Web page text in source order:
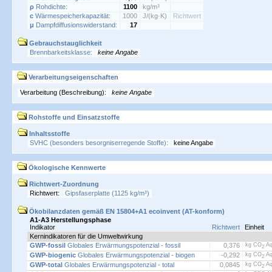
ρ Rohdichte: 1100
kg/m³
c Wärmespeicherkapazität: 1000 J/(kg·K)
Richtwert
μ Dampfdiffusionswiderstand: 17
Gebrauchstauglichkeit
Brennbarkeitsklasse:
keine Angabe
Verarbeitungseigenschaften
Verarbeitung (Beschreibung): keine Angabe
Rohstoffe und Einsatzstoffe
Inhaltsstoffe
SVHC (besonders besorgniserregende Stoffe):
keine Angabe
Ökologische Kennwerte
Richtwert-Zuordnung
Richtwert:
Gipsfaserplatte (1125 kg/m³)
Ökobilanzdaten gemäß EN 15804+A1 ecoinvent (AT-konform)
A1-A3 Herstellungsphase
Indikator
Richtwert
Einheit
Kernindikatoren für die Umweltwirkung
GWP-fossil Globales Erwärmungspotenzial - fossil 0,376 kg CO2
GWP-biogenic Globales Erwärmungspotenzial - biogen -0,292 kg CO2
GWP-total Globales Erwärmungspotenzial - total 0,0845 kg CO2